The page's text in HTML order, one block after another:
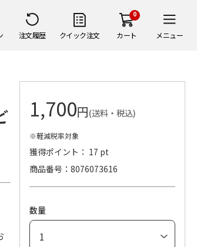
注文履歴 クイック注文
0
カート メニュー
1,700円(送料・税込)
※軽減税率対象
獲得ポイント： 17 pt
商品番号
8076073616
数量